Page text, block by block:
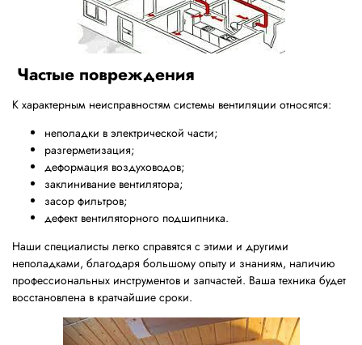
Частые повреждения
К характерным неисправностям системы вентиляции относятся:
неполадки в электрической части;
разгерметизация;
деформация воздуховодов;
заклинивание вентилятора;
засор фильтров;
дефект вентиляторного подшипника.
Наши специалисты легко справятся с этими и другими
неполадками, благодаря большому опыту и знаниям, наличию
профессиональных инструментов и запчастей. Ваша техника будет
восстановлена в кратчайшие сроки.